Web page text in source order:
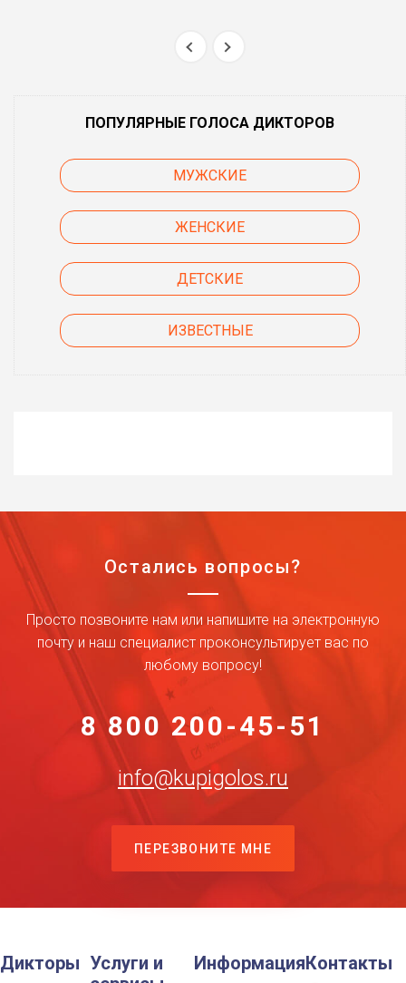
ПОПУЛЯРНЫЕ ГОЛОСА ДИКТОРОВ
МУЖСКИЕ
ЖЕНСКИЕ
ДЕТСКИЕ
ИЗВЕСТНЫЕ
Остались вопросы?
Просто позвоните нам или напишите на электронную
почту и наш специалист проконсультирует вас по
любому вопросу!
8 800 200-45-51
info@kupigolos.ru
ПЕРЕЗВОНИТЕ МНЕ
Дикторы Услуги и
ИнформацияКонтакты